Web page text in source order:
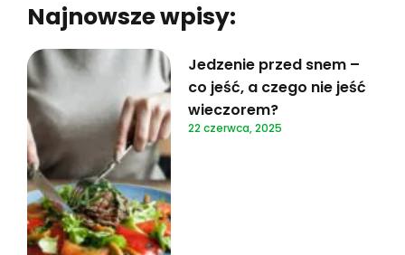
Najnowsze wpisy:
Jedzenie przed snem –
co jeść, a czego nie jeść
wieczorem?
22 czerwca, 2025